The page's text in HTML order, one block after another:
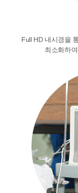
Full HD 내시경을
최소화하